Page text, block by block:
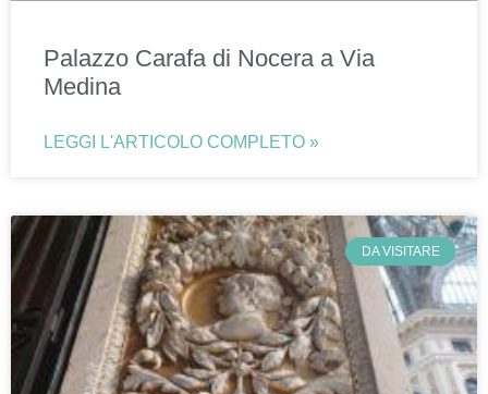
Palazzo Carafa di Nocera a Via
Medina
LEGGI L'ARTICOLO COMPLETO »
DA VISITARE